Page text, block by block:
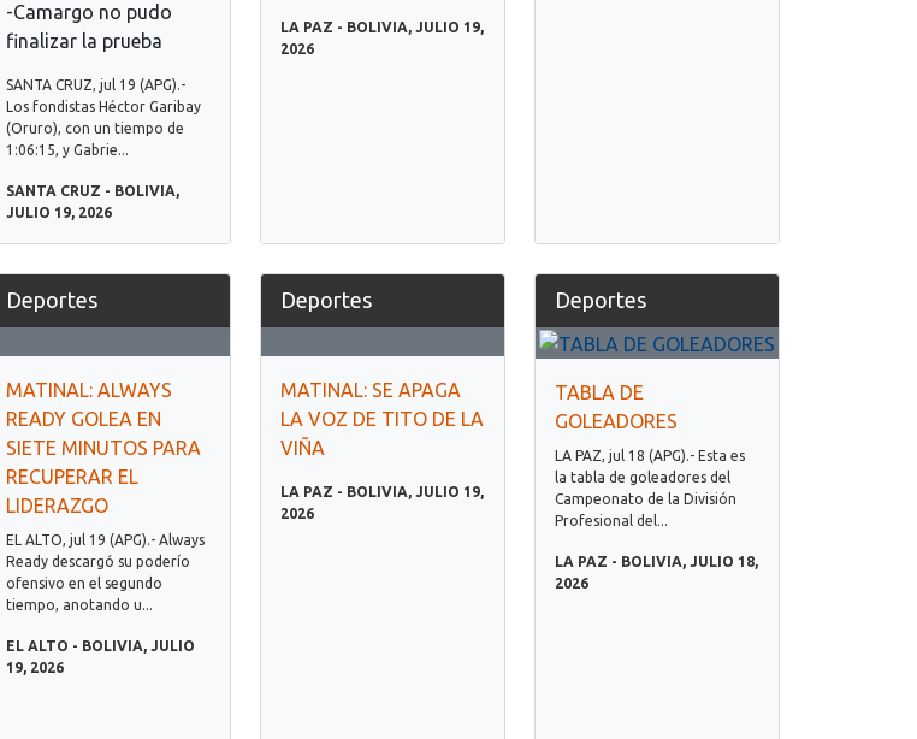
-Camargo no pudo
finalizar la prueba
SANTA CRUZ, jul 19 (APG).-
Los fondistas Héctor Garibay
(Oruro), con un tiempo de
1:06:15, y Gabrie...
SANTA CRUZ - BOLIVIA,
JULIO 19, 2026
LA PAZ - BOLIVIA, JULIO 19,
2026
Deportes
MATINAL: ALWAYS
READY GOLEA EN
SIETE MINUTOS PARA
RECUPERAR EL
LIDERAZGO
EL ALTO, jul 19 (APG).- Always
Ready descargó su poderío
ofensivo en el segundo
tiempo, anotando u...
EL ALTO - BOLIVIA, JULIO
19, 2026
Deportes
MATINAL: SE APAGA
LA VOZ DE TITO DE LA
VIÑA
LA PAZ - BOLIVIA, JULIO 19,
2026
Deportes
TABLA DE
GOLEADORES
LA PAZ, jul 18 (APG).- Esta es
la tabla de goleadores del
Campeonato de la División
Profesional del...
LA PAZ - BOLIVIA, JULIO 18,
2026